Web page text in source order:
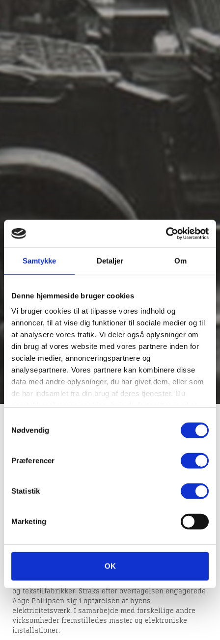
Samtykke Detaljer Om
Denne hjemmeside bruger cookies
Vi bruger cookies til at tilpasse vores indhold og
annoncer, til at vise dig funktioner til sociale medier og til
at analysere vores trafik. Vi deler også oplysninger om
din brug af vores website med vores partnere inden for
sociale medier, annonceringspartnere og
analysepartnere. Vores partnere kan kombinere disse
data med andre oplysninger, du har givet dem, eller som
de har indsamlet fra din brug af deres tjenester. Du
Nødvendig
Præferencer
Statistik
Marketing
OK
A. Philipsen & Co.
Fra maskinfabrik
til
elektronikbranchen
have været ansat på elektromekaniske fabrikker i
Frankfurt og Baden, overtog han sin fars Eskild
fremstillet en række maskiner overvejende til farverier
og tekstilfabrikker. Straks efter overtagelsen engagerede
Aage Philipsen sig i opførelsen af byens
elektricitetsværk. I samarbejde med forskellige andre
virksomheder fremstilledes master og elektroniske
installationer.